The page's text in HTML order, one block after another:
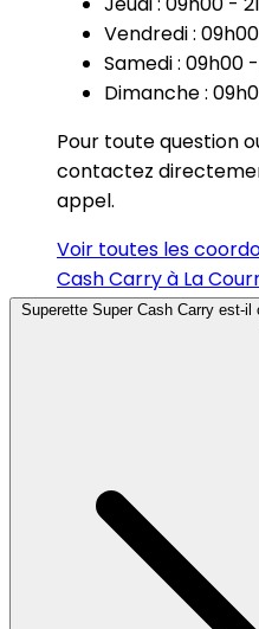
Vendredi :
Samedi : 09h00
Dimanche :
Pour toute question
contactez
appel.
Voir toutes les
Cash Carry à La
Superette Super Cash Carry est-